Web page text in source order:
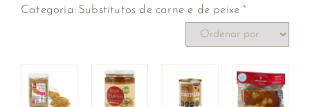
Categoria: Substitutos de carne e de peixe ×